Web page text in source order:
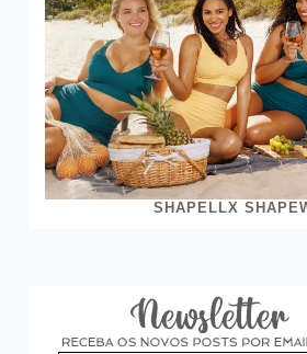
SHAPELLX